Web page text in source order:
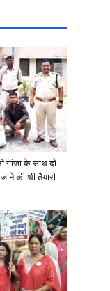
गांजा के साथ दो
की थी तैयारी